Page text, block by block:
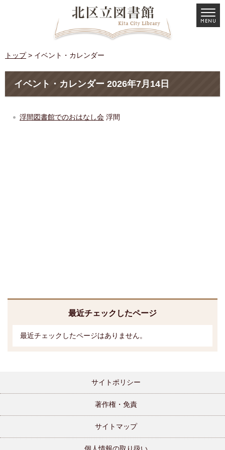
トップ> イベント・カレンダー
イベント・カレンダー 2026年7月14日
浮間図書館でのおはなし会 浮間
最近チェックしたページ
最近チェックしたページはありません。
サイトポリシー
著作権・免責
サイトマップ